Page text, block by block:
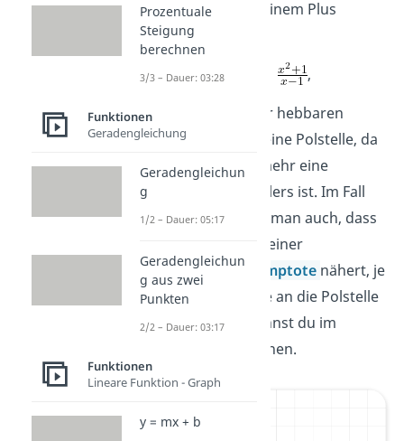
Zähler
zu einem Plus
machst, das heißt
,
dann wird aus der hebbaren
Definitionslücke eine Polstelle, da
nun nicht mehr eine
Nullstelle des Zählers ist. Im Fall
der Polstelle sagt man auch, dass
sich die Funktion einer
senkrechtenAsymptote nähert, je
näher die
-Werte an die Polstelle
kommen. Das kannst du im
folgenden Bild sehen.
Prozentuale
Steigung
berechnen
3/3 – Dauer: 03:28
Funktionen
Geradengleichung
Geradengleichun
g
1/2 – Dauer: 05:17
Geradengleichun
g aus zwei
Punkten
2/2 – Dauer: 03:17
Funktionen
Lineare Funktion - Graph
y = mx + b